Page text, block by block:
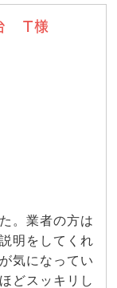
T様
。業者の方は
明をしてくれ
気になってい
どスッキリし